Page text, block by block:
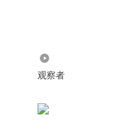
安单单一座城市。
展战略中的关键落子，
观察者